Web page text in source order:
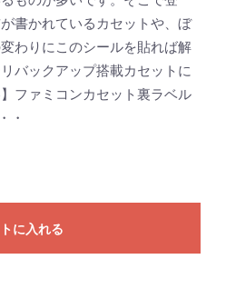
書かれているカセットや、ぼ
わりにこのシールを貼れば解
バックアップ搭載カセットに
ファミコンカセット裏ラベル
・
に入れる